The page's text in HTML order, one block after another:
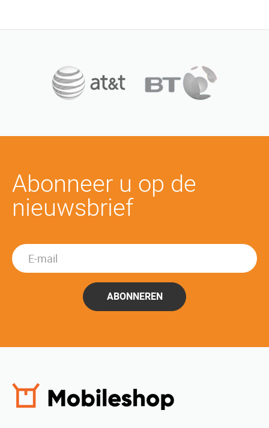
Abonneer u op de
nieuwsbrief
ABONNEREN